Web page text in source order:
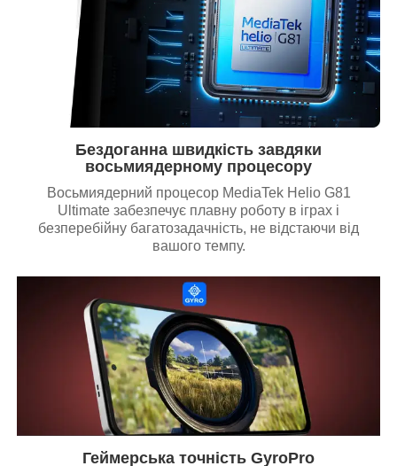
Бездоганна швидкість завдяки
восьмиядерному процесору
Восьмиядерний процесор MediaTek Helio G81
Ultimate забезпечує плавну роботу в іграх і
безперебійну багатозадачність, не відстаючи від
вашого темпу.
Геймерська точність GyroPro